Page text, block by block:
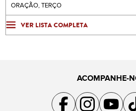
ORAÇÃO, TERÇO
VER LISTA COMPLETA
ACOMPANHE-
Acompanhe a gente no
Acompanhe a gente
Acompanhe